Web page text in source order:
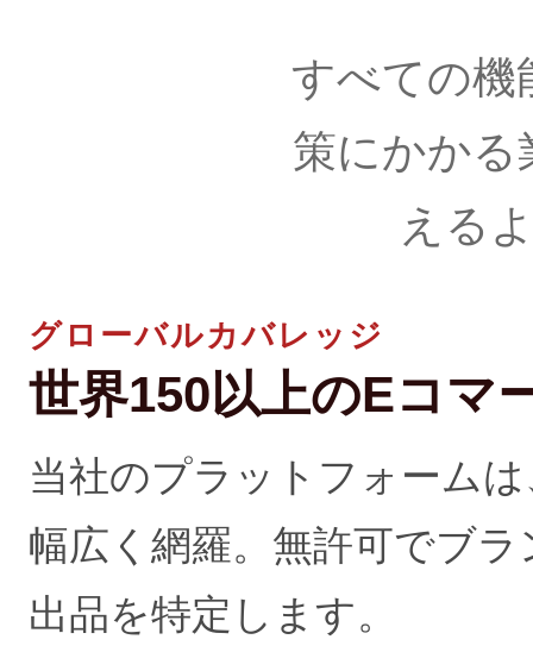
すべての機
策にかかる
える
グローバルカバレッジ
世界150以上のEコマ
当社のプラットフォーム
幅広く網羅。無許可でブ
出品を特定します。